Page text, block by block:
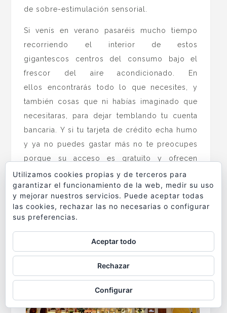
de sobre-estimulación sensorial.
Si venís en verano pasaréis mucho tiempo
recorriendo el interior de estos
gigantescos centros del consumo bajo el
frescor del aire acondicionado. En
ellos encontrarás todo lo que necesites, y
también cosas que ni habías imaginado que
necesitaras, para dejar temblando tu cuenta
bancaria. Y si tu tarjeta de crédito echa humo
y ya no puedes gastar más no te preocupes
porque su acceso es gratuito y ofrecen
espectáculos, animaciones y
exposiciones por las que no tendrás que
pagar nada.
.
Utilizamos cookies propias y de terceros para
garantizar el funcionamiento de la web, medir su uso
y mejorar nuestros servicios. Puede aceptar todas
las cookies, rechazar las no necesarias o configurar
sus preferencias.
Aceptar todo
Rechazar
Configurar